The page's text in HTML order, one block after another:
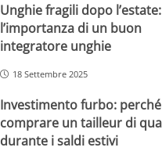
Unghie fragili dopo l’estate:
l’importanza di un buon
integratore unghie
18 Settembre 2025
Investimento furbo: perché
comprare un tailleur di
durante i saldi estivi